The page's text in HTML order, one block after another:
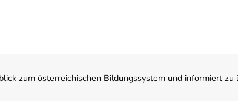
zum österreichischen Bildungssystem und informiert zu